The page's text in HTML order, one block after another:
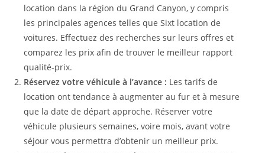
location dans la région du Grand Canyon, y compris
les principales agences telles que Sixt location de
voitures. Effectuez des recherches sur leurs offres et
comparez les prix afin de trouver le meilleur rapport
qualité-prix.
Réservez votre véhicule à l’avance : Les tarifs de
location ont tendance à augmenter au fur et à mesure
que la date de départ approche. Réserver votre
véhicule plusieurs semaines, voire mois, avant votre
séjour vous permettra d’obtenir un meilleur prix.